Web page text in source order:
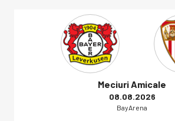
Meciuri Amicale
08.08.2026
BayArena